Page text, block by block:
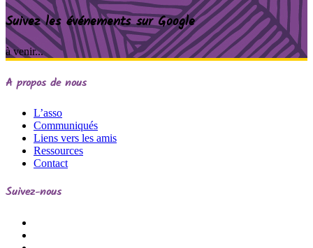
Suivez les événements sur Google
à venir...
A propos de nous
L’asso
Communiqués
Liens vers les amis
Ressources
Contact
Suivez-nous